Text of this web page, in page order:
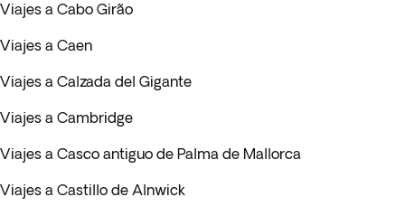
Viajes a Cabo Girão
Viajes a Caen
Viajes a Calzada del Gigante
Viajes a Cambridge
Viajes a Casco antiguo de Palma de Mallorca
Viajes a Castillo de Alnwick